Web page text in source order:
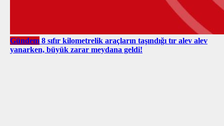
Gündem 8 sıfır kilometrelik araçların taşındığı tır alev alev
yanarken, büyük zarar meydana geldi!